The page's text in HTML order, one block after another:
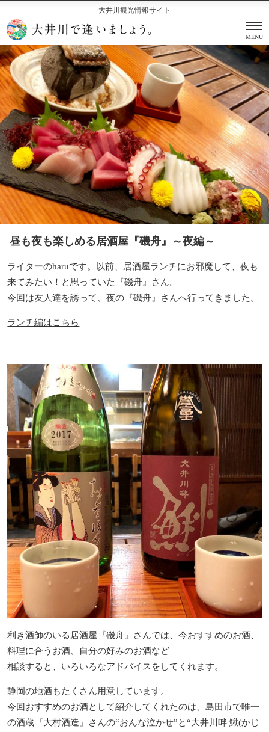
大井川観光情報サイト
MENU
昼も夜も楽しめる居酒屋『磯舟』～夜編～
ライターのharuです。以前、居酒屋ランチにお邪魔して、夜も
来てみたい！と思っていた
『磯舟』 さん。
今回は友人達を誘って、夜の『磯舟』さんへ行ってきました。
ランチ編はこちら
利き酒師のいる居酒屋『磯舟』さんでは、今おすすめのお酒、
料理に合うお酒、自分の好みのお酒など
相談すると、いろいろなアドバイスをしてくれます。
静岡の地酒もたくさん用意しています。
今回おすすめのお酒として紹介してくれたのは、島田市で唯一
の酒蔵『大村酒造』さんの“おんな泣かせ”と“大井川畔 鰍(かじ